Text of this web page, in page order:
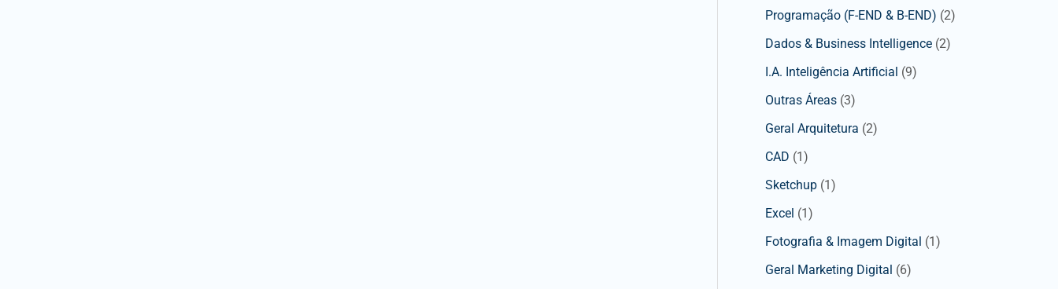
Programação (F-END & B-END) (2)
Dados & Business Intelligence (2)
I.A. Inteligência Artificial (9)
Outras Áreas (3)
Geral Arquitetura (2)
CAD (1)
Sketchup (1)
Excel (1)
Fotografia & Imagem Digital (1)
Geral Marketing Digital (6)